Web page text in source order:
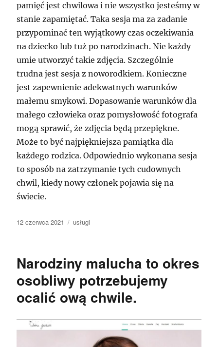
pamięć jest chwilowa i nie wszystko jesteśmy w
stanie zapamiętać. Taka sesja ma za zadanie
przypominać ten wyjątkowy czas oczekiwania
na dziecko lub tuż po narodzinach. Nie każdy
umie utworzyć takie zdjęcia. Szczególnie
trudna jest sesja z noworodkiem. Konieczne
jest zapewnienie adekwatnych warunków
małemu smykowi. Dopasowanie warunków dla
małego człowieka oraz pomysłowość fotografa
mogą sprawić, że zdjęcia będą przepiękne.
Może to być najpiękniejsza pamiątka dla
każdego rodzica. Odpowiednio wykonana sesja
to sposób na zatrzymanie tych cudownych
chwil, kiedy nowy członek pojawia się na
świecie.
Data
12 czerwca 2021 Kategorie
usługi
Narodziny malucha to okres
osobliwy potrzebujemy
ocalić ową chwile.